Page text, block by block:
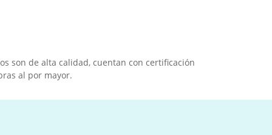
son de alta calidad, cuentan con certificación
al por mayor.